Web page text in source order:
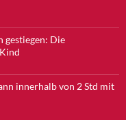
gestiegen: Die
innerhalb von 2 Std mit